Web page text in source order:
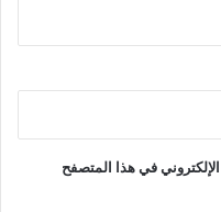
في هذا المتصفح